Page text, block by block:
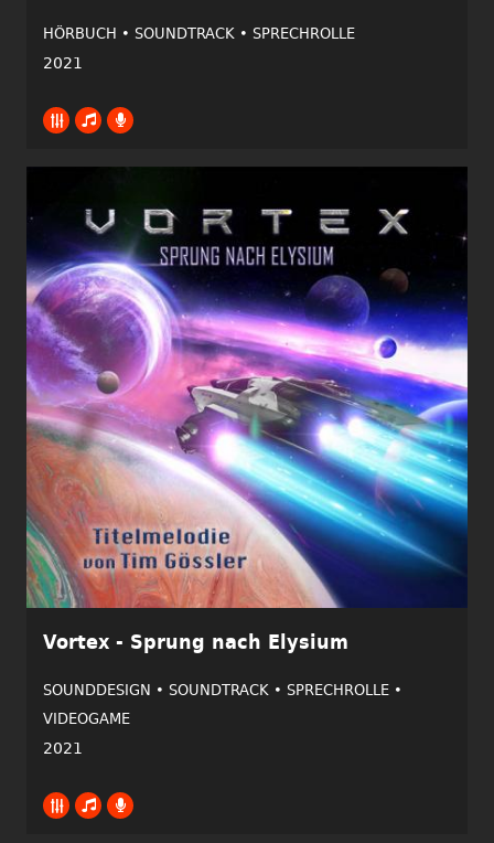
HÖRBUCH • SOUNDTRACK • SPRECHROLLE
2021
Vortex - Sprung nach Elysium
SOUNDDESIGN • SOUNDTRACK • SPRECHROLLE •
VIDEOGAME
2021